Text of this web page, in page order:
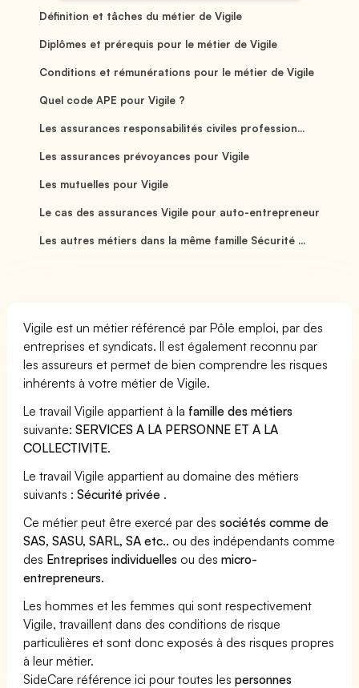
Définition et tâches du métier de Vigile
Diplômes et prérequis pour le métier de Vigile
Conditions et rémunérations pour le métier de Vigile
Quel code APE pour Vigile ?
Les assurances responsabilités civiles profession...
Les assurances prévoyances pour Vigile
Les mutuelles pour Vigile
Le cas des assurances Vigile pour auto-entrepreneur
Les autres métiers dans la même famille Sécurité ...
Vigile est un métier référencé par Pôle emploi, par des
entreprises et syndicats. Il est également reconnu par
les assureurs et permet de bien comprendre les risques
inhérents à votre métier de Vigile.
Le travail Vigile appartient à la famille des métiers
suivante:SERVICES A LA PERSONNE ET A LA
COLLECTIVITE.
Le travail Vigile appartient au domaine des métiers
suivants :Sécurité privée .
Ce métier peut être exercé par dessociétés comme de
SAS, SASU, SARL, SA etc.. ou des indépendants comme
des Entreprises individuelles ou desmicro-
entrepreneurs.
Les hommes et les femmes qui sont respectivement
Vigile, travaillent dans des conditions de risque
particulières et sont donc exposés à des risques propres
à leur métier.
SideCare référence ici pour toutes lespersonnes